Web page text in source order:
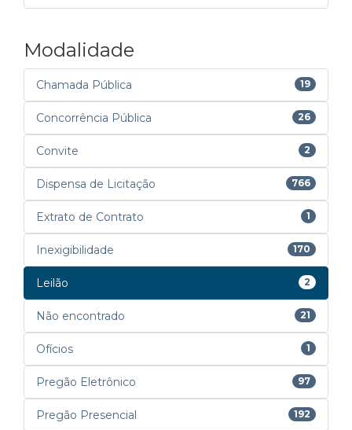
Modalidade
Chamada Pública 19
Concorrência Pública 26
Convite 2
Dispensa de Licitação 766
Extrato de Contrato 1
Inexigibilidade 170
Leilão 2
Não encontrado 21
Ofícios 1
Pregão Eletrônico 97
Pregão Presencial 192